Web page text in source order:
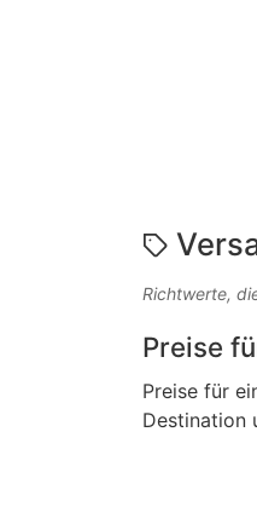
Richtwerte,
Preise
Preise für
Destination